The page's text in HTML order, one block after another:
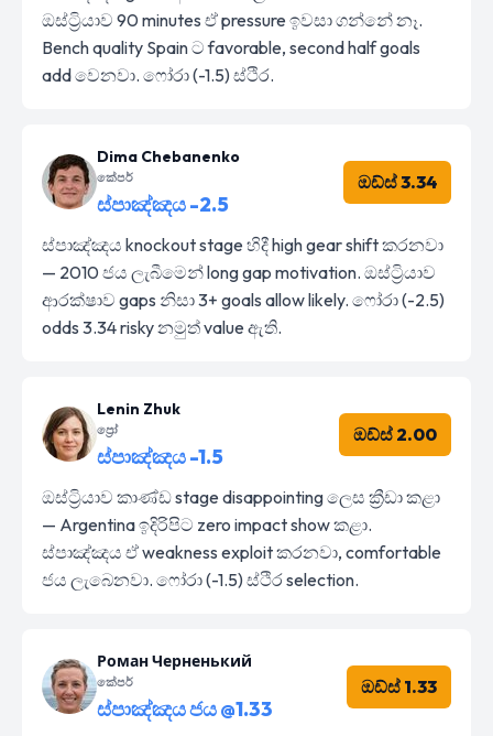
ඔස්ට්‍රියාව 90 minutes ඒ pressure ඉවසා ගන්නේ නෑ.
Bench quality Spain ට favorable, second half goals
add වෙනවා. ෆෝරා (-1.5) ස්ථිර.
Dima Chebanenko
කේපර්
ස්පාඤ්ඤය -2.5
ඔඩ්ස් 3.34
ස්පාඤ්ඤය knockout stage හිදී high gear shift කරනවා
— 2010 ජය ලැබීමෙන් long gap motivation. ඔස්ට්‍රියාව
ආරක්ෂාව gaps නිසා 3+ goals allow likely. ෆෝරා (-2.5)
odds 3.34 risky නමුත් value ඇති.
Lenin Zhuk
ප්‍රෝ
ස්පාඤ්ඤය -1.5
ඔඩ්ස් 2.00
ඔස්ට්‍රියාව කාණ්ඩ stage disappointing ලෙස ක්‍රීඩා කළා
— Argentina ඉදිරිපිට zero impact show කළා.
ස්පාඤ්ඤය ඒ weakness exploit කරනවා, comfortable
ජය ලැබෙනවා. ෆෝරා (-1.5) ස්ථිර selection.
Роман Черненький
කේපර්
ස්පාඤ්ඤය ජය @1.33
ඔඩ්ස් 1.33